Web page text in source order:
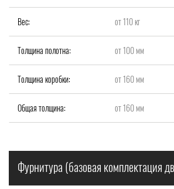
Вес: от 110 кг
Толщина полотна: от 100 мм
Толщина коробки: от 160 мм
Общая толщина: от 160 мм
Фурнитура (базовая комплектация